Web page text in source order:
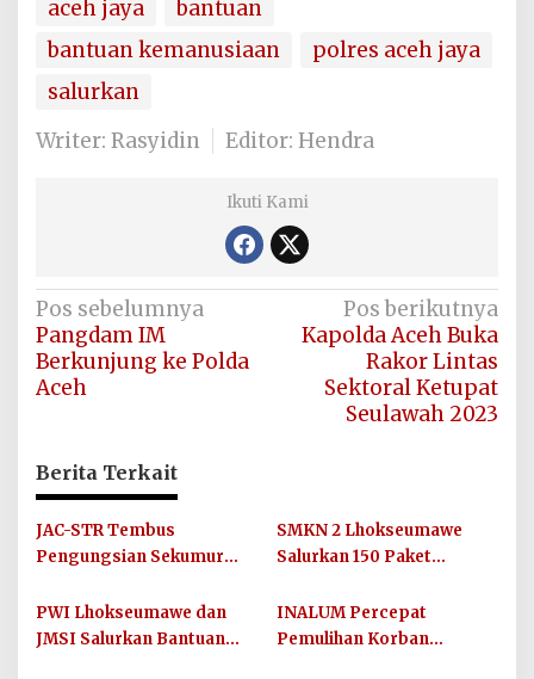
aceh jaya
bantuan
bantuan kemanusiaan
polres aceh jaya
salurkan
Writer: Rasyidin
Editor: Hendra
Ikuti Kami
Navigasi
pos
Pos sebelumnya
Pangdam IM
Berkunjung ke Polda
Aceh
Pos berikutnya
Kapolda Aceh Buka
Rakor Lintas
Sektoral Ketupat
Seulawah 2023
Berita Terkait
JAC-STR Tembus
Pengungsian Sekumur
SMKN 2 Lhokseumawe
Salurkan 150 Paket
Siswa Terdampak Banjir
Bandang
PWI Lhokseumawe dan
JMSI Salurkan Bantuan
INALUM Percepat
Pemulihan Korban